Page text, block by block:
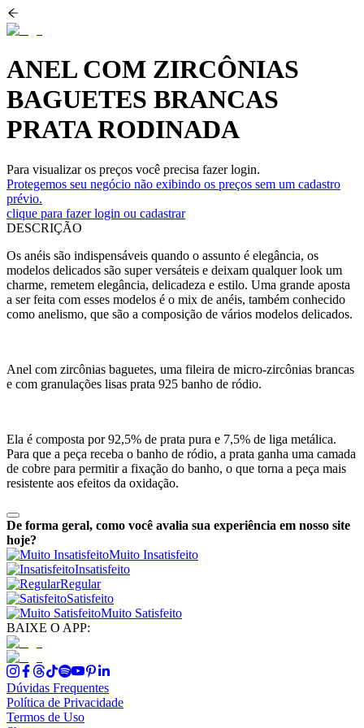
ANEL COM ZIRCÔNIAS
BAGUETES BRANCAS
PRATA RODINADA
Para visualizar os preços você precisa fazer login.
Protegemos seu negócio não exibindo os preços sem um cadastro
prévio.
clique para fazer login ou cadastrar
DESCRIÇÃO
Os anéis são indispensáveis quando o assunto é elegância, os
modelos delicados são super versáteis e deixam qualquer look um
charme, remetem elegância, delicadeza e estilo. Uma grande aposta
a ser feita com esses modelos é o mix de anéis, também conhecido
como anelismo, que são a composição de vários modelos delicados.
Anel com zircônias baguetes, uma fileira de micro-zircônias brancas
e com granulações lisas prata 925 banho de ródio.
Ela é composta por 92,5% de prata pura e 7,5% de liga metálica.
Para que a peça receba o banho de ródio, a prata ganha uma camada
de cobre para permitir a fixação do banho, o que torna a peça mais
resistente aos efeitos da oxidação.
De forma geral, como você avalia sua experiência em nosso site
hoje?
Muito Insatisfeito
Insatisfeito
Regular
Satisfeito
Muito Satisfeito
BAIXE O APP:
Dúvidas Frequentes
Política de Privacidade
Termos de Uso